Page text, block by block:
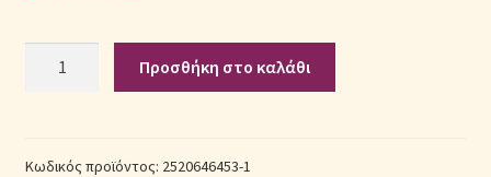
Πληρωμές
Σεντόνια Σετ
Size
Προσθήκη στο καλάθι
Κωδικός προϊόντος: 2520646453-1